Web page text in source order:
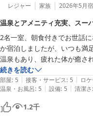
た」とのお褒めの言葉をい
ル自慢の焼き立てパンやバ
楽しみいただけて何よりで
天然温泉につきましても清
声、スタッフ一同大変励み
らしい味覚も少しながら感
雰囲気も存分にお楽しみい
華街からも徒歩圏内で、観
レジャー 家族 2026年5月
温泉とアメニティ充実、スー
2名一室、朝食付きでお世話
か宿泊しましたが、いつも満
温泉もあり、疲れた体が癒さ
コンサート終了後に宿泊しまし
車でホテルまで向かいました
ームページに近くの駐車場の
温泉の混雑状況も部屋ほテレ
混雑時は待つようになるので
アメニティも5つ選べるので
続きを読む
部屋: 5 | 接客・サービス: 5 | ロ
温泉・お風呂: 5 | 設備: 5 | 清潔さ:
1.2千